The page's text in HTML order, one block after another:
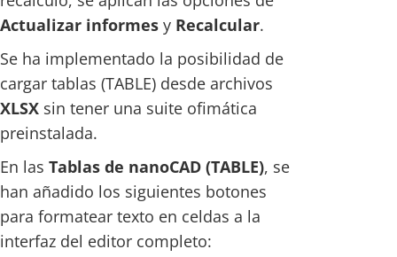
Actualizar informes y Recalcular.
Se ha implementado la posibilidad de
cargar tablas (TABLE) desde archivos
XLSX sin tener una suite ofimática
preinstalada.
En las Tablas de nanoCAD (TABLE), se
han añadido los siguientes botones
para formatear texto en celdas a la
interfaz del editor completo: